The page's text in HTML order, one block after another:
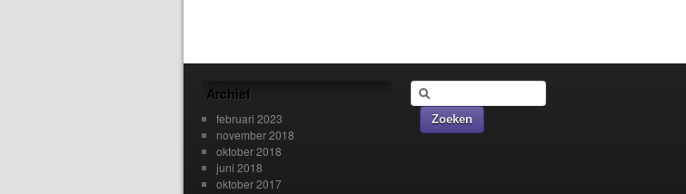
Archief
februari 2023
november 2018
oktober 2018
juni 2018
oktober 2017